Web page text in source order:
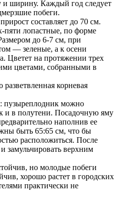
и ширину. Каждый год следует
побеги.
составляет до 70 см.
пяти лопастные, по форме
до 6-7 см, при
— зеленые, а к осени
Цветет на протяжении трех
цветами, собранными в
корневая
: пузыреплодник можно
и в полутени. Посадочную яму
наполнив ее
быть 65:65 см, что бы
расположиться. После
замульчировать верхним
но молодые побеги
хорошо растет в городских
практически не